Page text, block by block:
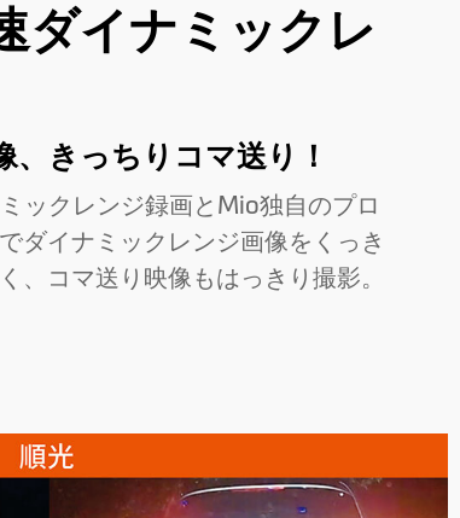
ダイナミックレ
、きっちりコマ送り！
ックレンジ録画とMio独自のプロ
ダイナミックレンジ画像をくっき
、コマ送り映像もはっきり撮影。